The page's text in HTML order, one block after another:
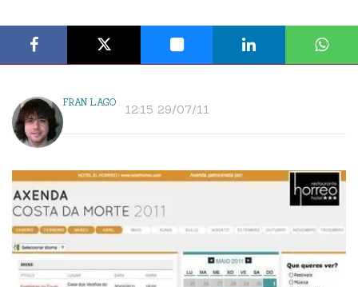
FRAN LAGO 12:15 29/07/11